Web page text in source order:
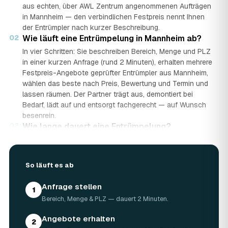
aus echten, über AWL Zentrum angenommenen Aufträgen
in Mannheim — den verbindlichen Festpreis nennt Ihnen
der Entrümpler nach kurzer Beschreibung.
02 Wie läuft eine Entrümpelung in Mannheim ab?
In vier Schritten: Sie beschreiben Bereich, Menge und PLZ
in einer kurzen Anfrage (rund 2 Minuten), erhalten mehrere
Festpreis-Angebote geprüfter Entrümpler aus Mannheim,
wählen das beste nach Preis, Bewertung und Termin und
lassen räumen. Der Partner trägt aus, demontiert bei
Bedarf, lädt auf und entsorgt fachgerecht — auf Wunsch
besenrein.
Wie lange dauert eine Entrümpelung?
eine komplette Wohnung oder ein Haus in Mannheim kann
schon innerhalb weniger Tage, bei akuten Fällen wie einer
Messie-Wohnung auch kurzfristig.
Welche Gegenstände werden bei der
Entrümpelung entsorgt?
So läuft es ab
1 Anfrage stellen
Bereich, Menge & PLZ — dauert 2 Minuten.
2 Angebote erhalten